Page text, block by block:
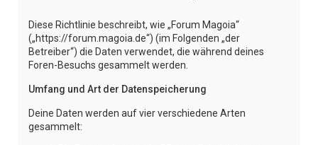
Diese Richtlinie beschreibt, wie „Forum Magoia“
(„https://forum.magoia.de“) (im Folgenden „der
Betreiber“) die Daten verwendet, die während deines
Foren-Besuchs gesammelt werden.
Umfang und Art der Datenspeicherung
Deine Daten werden auf vier verschiedene Arten
gesammelt: